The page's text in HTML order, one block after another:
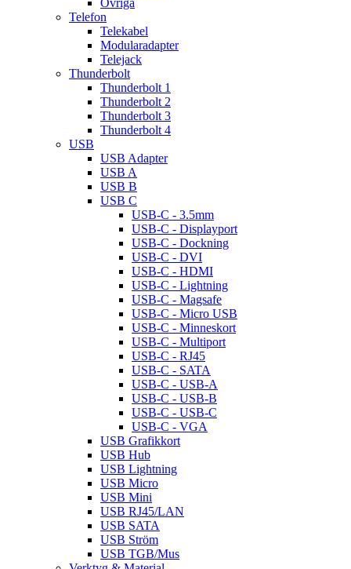
Övriga
Telefon
Telekabel
Modularadapter
Telejack
Thunderbolt
Thunderbolt 1
Thunderbolt 2
Thunderbolt 3
Thunderbolt 4
USB
USB Adapter
USB A
USB B
USB C
USB-C - 3.5mm
USB-C - Displayport
USB-C - Dockning
USB-C - DVI
USB-C - HDMI
USB-C - Lightning
USB-C - Magsafe
USB-C - Micro USB
USB-C - Minneskort
USB-C - Multiport
USB-C - RJ45
USB-C - SATA
USB-C - USB-A
USB-C - USB-B
USB-C - USB-C
USB-C - VGA
USB Grafikkort
USB Hub
USB Lightning
USB Micro
USB Mini
USB RJ45/LAN
USB SATA
USB Ström
USB TGB/Mus